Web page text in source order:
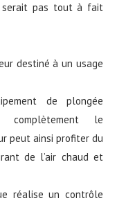
serait pas tout à fait
destiné à un usage
de plongée
complètement le
peut ainsi profiter du
de l’air chaud et
réalise un contrôle